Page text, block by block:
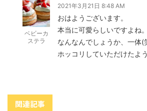
ベビーカ
ステラ
2021年3月21日 8:48 AM
おはようございます。
本当に可愛らしいですよね。
なんなんでしょうか、一体(
ホッコリしていただけたよ
関連記事